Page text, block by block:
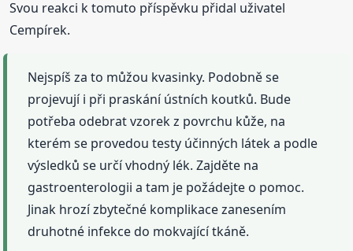
Svou reakci k tomuto příspěvku přidal uživatel
Cempírek.
Nejspíš za to můžou kvasinky. Podobně se
projevují i při praskání ústních koutků. Bude
potřeba odebrat vzorek z povrchu kůže, na
kterém se provedou testy účinných látek a podle
výsledků se určí vhodný lék. Zajděte na
gastroenterologii a tam je požádejte o pomoc.
Jinak hrozí zbytečné komplikace zanesením
druhotné infekce do mokvající tkáně.